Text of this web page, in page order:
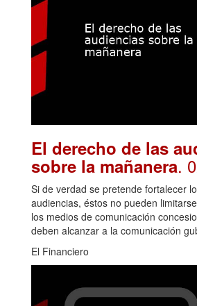
El derecho de las
sobre la mañanera.
Si de verdad se pretende fortalecer
audiencias, éstos no pueden
los medios de comunicación
deben alcanzar a la comunicación
El Financiero